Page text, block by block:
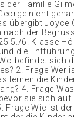
der Familie
nicht
übergibt Joyce
nach der
5./6. Klasse
die
befindet sich
2. Frage Wer
lernen die
4. Frage
sie sich auf
Frage Wie ist